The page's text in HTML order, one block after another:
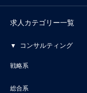
求人カテゴリー一覧
コンサルティング
戦略系
総合系